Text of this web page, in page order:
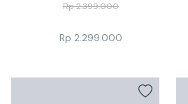
Rp2.399.000
Rp 2.299.000